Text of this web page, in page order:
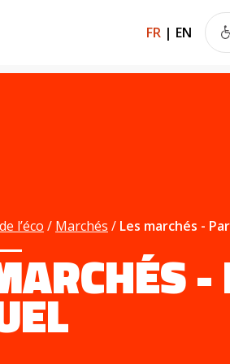
FR | EN
l’éco Marchés Les marchés -
-